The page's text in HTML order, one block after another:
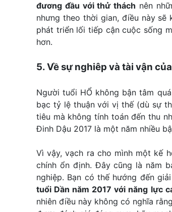
đương đầu với thử thách nên
nhưng theo thời gian, điều này sẽ
phát triển lối tiếp cận cuộc sống
hơn.
5. Về sự nghiêp và tài vận
Người tuổi HỔ không bận tâm
bạc tỷ lệ thuận với vị thế (dù sự
tiêu mà không tính toán đến thu
Đinh Dậu 2017 là một năm nhiều
Vì vậy, vạch ra cho mình một kế
chính ổn định. Đây cũng là năm
nghiệp. Bạn có thế hướng đến
tuổi Dần năm 2017 với năng lực
nhiên điều này không có nghĩa